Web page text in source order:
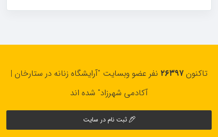
تاکنون۲۶۳۹۷ نفر عضو وبسایت "آرایشگاه زنانه در ستارخان |
آکادمی شهرزاد" شده اند
ثبت نام در سایت